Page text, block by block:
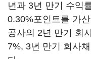
년과 3년 만기 수익
0.30%포인트를 가
공사의 2년 만기 회
7%, 3년 만기 회사